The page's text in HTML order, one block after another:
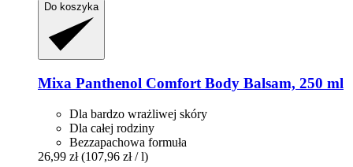
Do koszyka
Mixa Panthenol Comfort Body Balsam, 250 ml
Dla bardzo wrażliwej skóry
Dla całej rodziny
Bezzapachowa formuła
26,99 zł (107,96 zł / l)